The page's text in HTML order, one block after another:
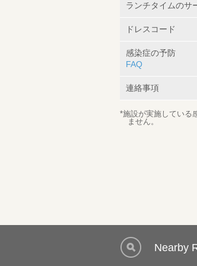
ランチタイムのサ
ドレスコード
感染症の予防
FAQ
連絡事項
*施設が実施している
ません。
Nearby